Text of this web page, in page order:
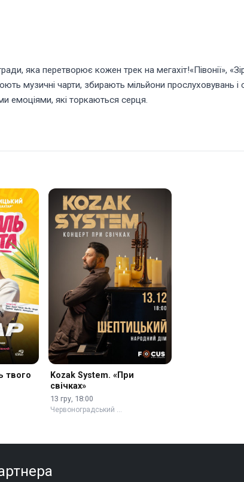
яка перетворює кожен трек на мегахіт!«Півонії»,
музичні чарти, збирають мільйони прослуховувань
емоціями, які торкаються серця.
твого
Kozak System. «При
свічках»
13 гру, 18:00
Червоноградський …